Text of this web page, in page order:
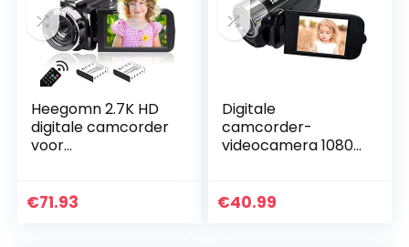
Heegomn 2.7K HD
digitale camcorder
voor
1520P videocamera
€71.93
Digitale
camcorder-
videocamera 1080p
vlogging-camera
€40.99